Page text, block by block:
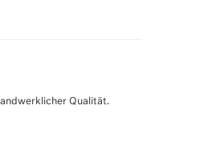
Qualität.